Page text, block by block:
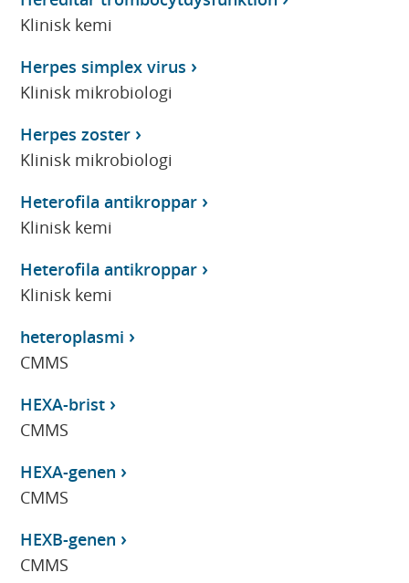
Klinisk kemi
Herpes simplex virus
Klinisk mikrobiologi
Herpes zoster
Klinisk mikrobiologi
Heterofila antikroppar
Klinisk kemi
Heterofila antikroppar
Klinisk kemi
heteroplasmi
CMMS
HEXA-brist
CMMS
HEXA-genen
CMMS
HEXB-genen
CMMS